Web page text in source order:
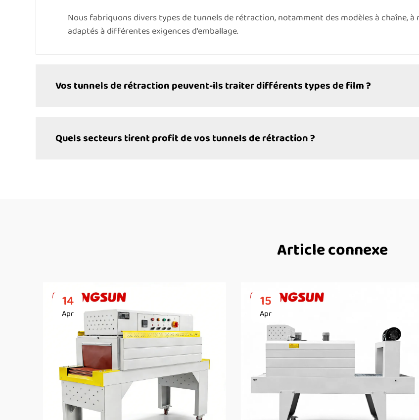
Nous fabriquons divers types de tunnels de rétraction, notamment des modèles à chaîne, à
adaptés à différentes exigences d'emballage.
Vos tunnels de rétraction peuvent-ils traiter différents types de film ?
Quels secteurs tirent profit de vos tunnels de rétraction ?
Article connexe
14
Apr
15
Apr